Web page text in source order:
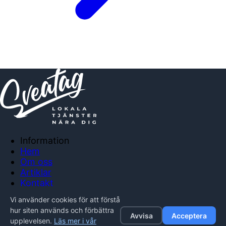
Information
Hem
Om oss
Artiklar
Kontakt
Integritetspolicy
Vi använder cookies för att förstå
hur siten används och förbättra
upplevelsen. Läs mer i vår
Avvisa Acceptera